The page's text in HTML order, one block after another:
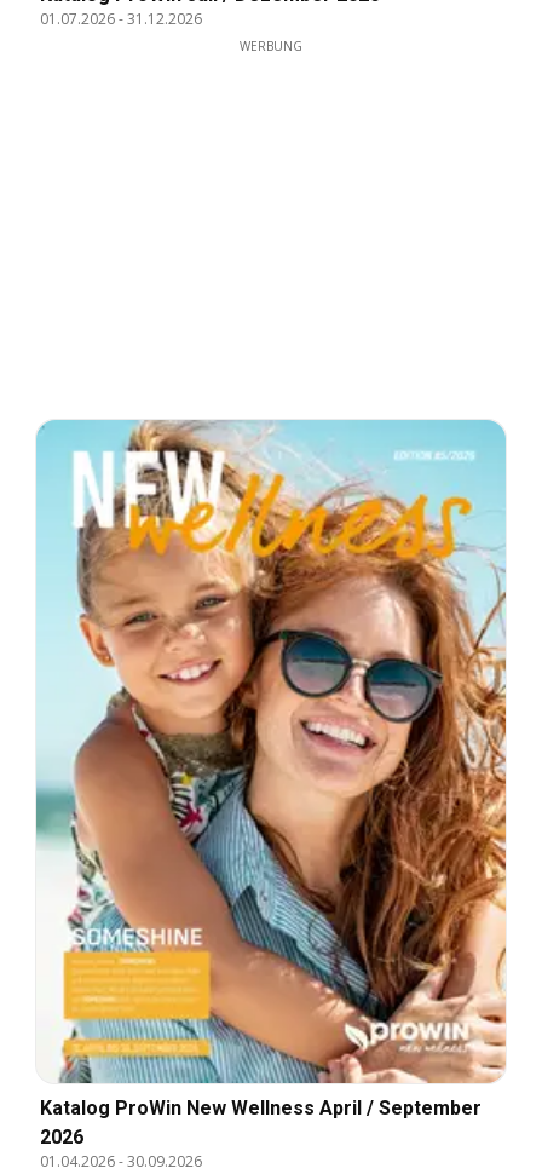
01.07.2026-31.12.2026
WERBUNG
Katalog ProWin New Wellness April / September
2026
01.04.2026-30.09.2026